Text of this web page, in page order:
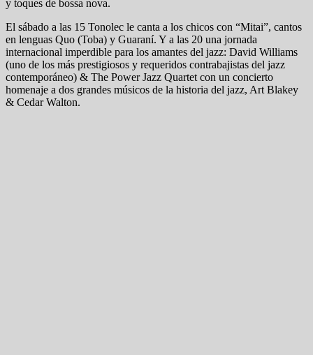
y toques de bossa nova.
El sábado a las 15 Tonolec le canta a los chicos con “Mitai”, cantos
en lenguas Quo (Toba) y Guaraní. Y a las 20 una jornada
internacional imperdible para los amantes del jazz: David Williams
(uno de los más prestigiosos y requeridos contrabajistas del jazz
contemporáneo) & The Power Jazz Quartet con un concierto
homenaje a dos grandes músicos de la historia del jazz, Art Blakey
& Cedar Walton.